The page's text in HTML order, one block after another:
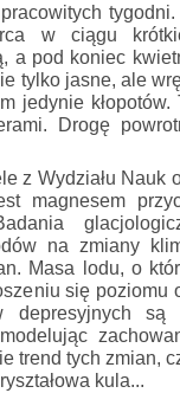
w ciągu
a pod koniec
tylko jasne, ale
jedynie
Drogę
z Wydziału Nauk
magnesem
na zmiany
Masa lodu, o
się poziomu
są
trend tych zmian,
kula...